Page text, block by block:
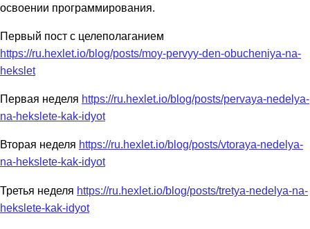
освоении программирования.
Первый пост с целеполаганием
https://ru.hexlet.io/blog/posts/moy-pervyy-den-obucheniya-na-
hekslet
Первая неделя https://ru.hexlet.io/blog/posts/pervaya-nedelya-
na-hekslete-kak-idyot
Вторая неделя https://ru.hexlet.io/blog/posts/vtoraya-nedelya-
na-hekslete-kak-idyot
Третья неделя https://ru.hexlet.io/blog/posts/tretya-nedelya-na-
hekslete-kak-idyot